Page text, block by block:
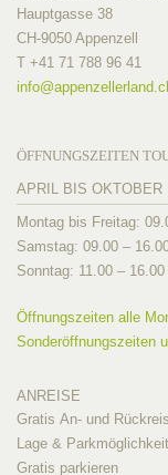
Hauptgasse 38
CH-9050 Appenzell
T +41 71 788 96 41
info@
ÖFFNUNGSZEITEN
APRIL BIS OKTOBER
Montag bis Freitag:
Samstag: 09.00 –
Sonntag: 11.00 – 16.00
Öffnungszeiten alle
Sonderöffnungszeiten
ANREISE
Gratis An- und
Lage &
Gratis parkieren